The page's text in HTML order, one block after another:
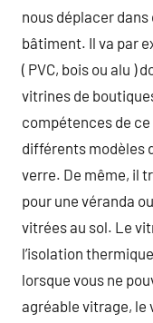
nous déplacer
bâtiment. Il va par
( PVC, bois ou alu )
vitrines de
compétences de
différents modèles
verre. De même, il
pour une véranda
vitrées au sol. Le
l’isolation
lorsque vous ne
agréable vitrage, le